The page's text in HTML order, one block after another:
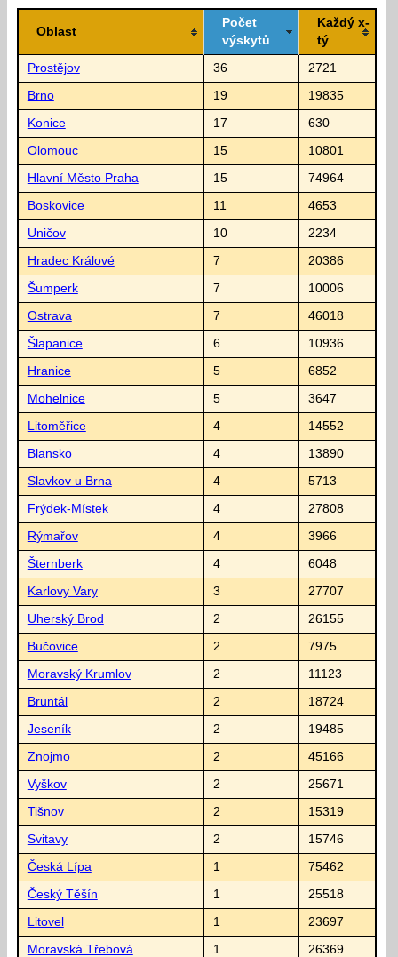
Oblast
Počet
výskytů
Každý x-
tý
Prostějov 36 2721
Brno 19 19835
Konice 17 630
Olomouc 15 10801
Hlavní Město Praha 15 74964
Boskovice 11 4653
Uničov 10 2234
Hradec Králové 7 20386
Šumperk 7 10006
Ostrava 7 46018
Šlapanice 6 10936
Hranice 5 6852
Mohelnice 5 3647
Litoměřice 4 14552
Blansko 4 13890
Slavkov u Brna 4 5713
Frýdek-Místek 4 27808
Rýmařov 4 3966
Šternberk 4 6048
Karlovy Vary 3 27707
Uherský Brod 2 26155
Bučovice 2 7975
Moravský Krumlov 2 11123
Bruntál 2 18724
Jeseník 2 19485
Znojmo 2 45166
Vyškov 2 25671
Tišnov 2 15319
Svitavy 2 15746
Česká Lípa 1 75462
Český Těšín 1 25518
Litovel 1 23697
Moravská Třebová 1 26369